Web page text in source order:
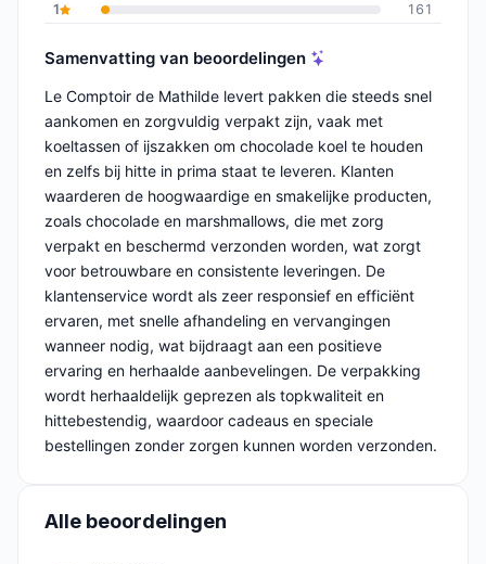
1
161
Samenvatting van beoordelingen
Le Comptoir de Mathilde levert pakken die steeds snel
aankomen en zorgvuldig verpakt zijn, vaak met
koeltassen of ijszakken om chocolade koel te houden
en zelfs bij hitte in prima staat te leveren. Klanten
waarderen de hoogwaardige en smakelijke producten,
zoals chocolade en marshmallows, die met zorg
verpakt en beschermd verzonden worden, wat zorgt
voor betrouwbare en consistente leveringen. De
klantenservice wordt als zeer responsief en efficiënt
ervaren, met snelle afhandeling en vervangingen
wanneer nodig, wat bijdraagt aan een positieve
ervaring en herhaalde aanbevelingen. De verpakking
wordt herhaaldelijk geprezen als topkwaliteit en
hittebestendig, waardoor cadeaus en speciale
bestellingen zonder zorgen kunnen worden verzonden.
Alle beoordelingen